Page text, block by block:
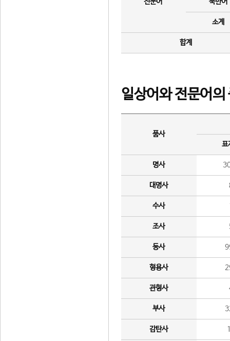
소계
합계
일상어와 전문어의
품사
표
명사
대명사
수사
조사
동사
형용사
관형사
부사
감탄사